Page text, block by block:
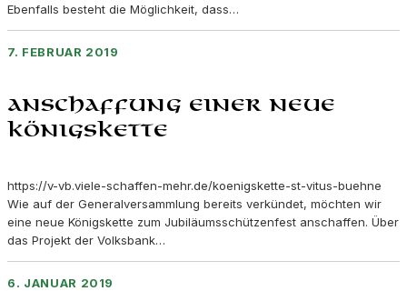
Ebenfalls besteht die Möglichkeit, dass…
7. FEBRUAR 2019
Anschaffung einer neue
Königskette
https://v-vb.viele-schaffen-mehr.de/koenigskette-st-vitus-buehne
Wie auf der Generalversammlung bereits verkündet, möchten wir
eine neue Königskette zum Jubiläumsschützenfest anschaffen. Über
das Projekt der Volksbank…
6. JANUAR 2019